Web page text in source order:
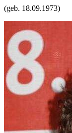
(geb. 18.09.1973)